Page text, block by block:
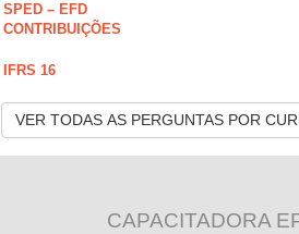
SPED – EFD
CONTRIBUIÇÕES
IFRS 16
VER TODAS AS PERGUNTAS POR
CAPACITADORA